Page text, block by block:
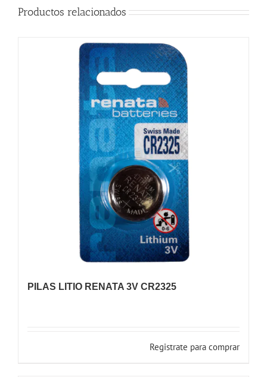
Productos relacionados
PILAS LITIO RENATA 3V CR2325
Registrate para comprar